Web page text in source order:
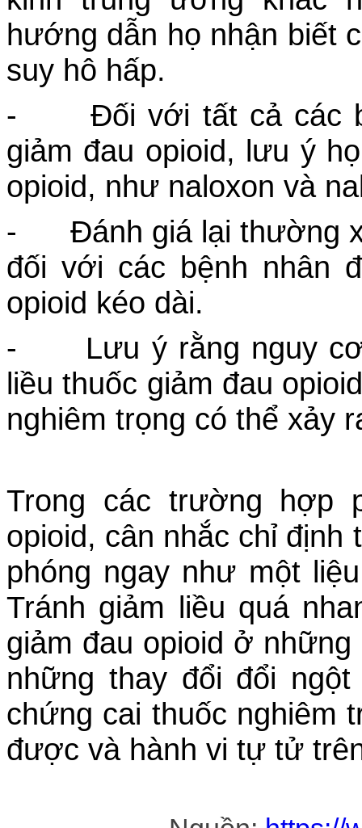
hướng dẫn họ nhận biết
suy hô hấp.
- Đối với tất cả các
giảm đau opioid, lưu ý
opioid, như naloxon và
- Đánh giá lại thường
đối với các bệnh nhân
opioid kéo dài.
- Lưu ý rằng nguy cơ
liều thuốc giảm đau
nghiêm trọng có thể xảy
Trong các trường hợp
opioid, cân nhắc chỉ định
phóng ngay như một
Tránh giảm liều quá
giảm đau opioid ở
những thay đổi đổi
chứng cai thuốc nghiêm
được và hành vi tự tử